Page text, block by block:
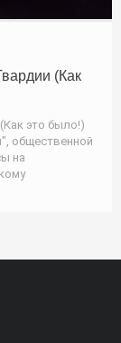
(Как
это было!)
общественной
на